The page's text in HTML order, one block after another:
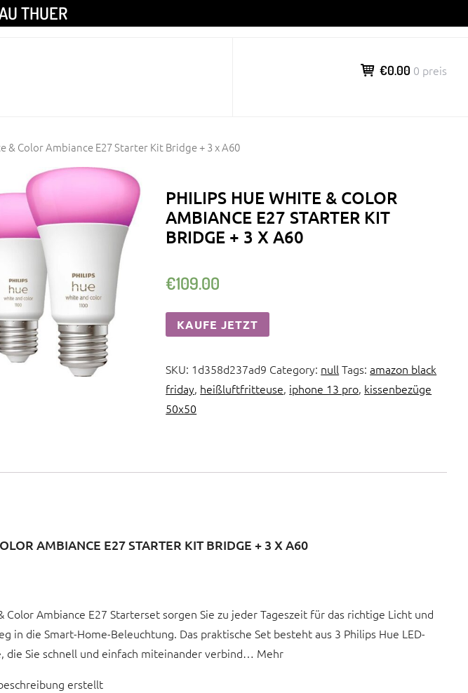
THUER
€0.00 0 preis
& Color Ambiance E27 Starter Kit Bridge + 3 x A60
PHILIPS HUE WHITE & COLOR
AMBIANCE E27 STARTER KIT
BRIDGE + 3 X A60
€109.00
KAUFE JETZT
SKU: 1d358d237ad9 Category: nullTags:amazon black
friday, heißluftfritteuse, iphone 13 pro, kissenbezüge
50x50
AMBIANCE E27 STARTER KIT BRIDGE + 3 X A60
Ambiance E27 Starterset sorgen Sie zu jeder Tageszeit für das richtige Licht und
in die Smart-Home-Beleuchtung. Das praktische Set besteht aus 3 Philips Hue LED-
die Sie schnell und einfach miteinander verbind… Mehr
erstellt